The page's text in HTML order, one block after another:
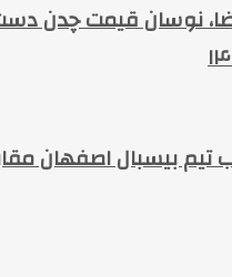
نوسان قیمت چدن
تیم بیسبال اصفهان